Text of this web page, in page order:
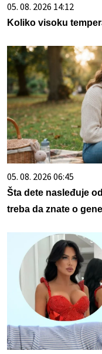
05. 08. 2026 14:12
Koliko visoku
05. 08. 2026 06:45
Šta dete nasleđuje
treba da znate o